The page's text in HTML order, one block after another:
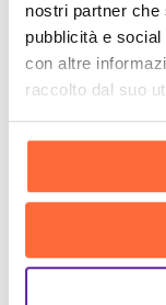
nostri partner che
pubblicità e
con altre
raccolto dal suo